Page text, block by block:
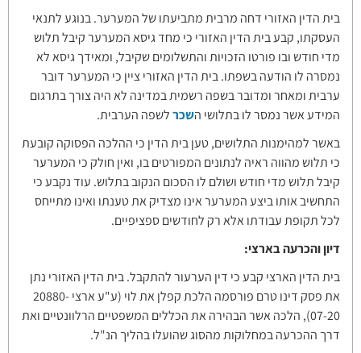
בית הדין האזורי דחה מרבית מתביעתו של המערער. בנוגע לתנאי
העסקתו, קבע בית הדין האזורי כי מחד גיסא המערער קיבל תלוש
מדי חודש ובו פורטו הזכויות והתשלומים שקיבל, ומאידך גיסא לא
נמסרה לו הודעה בשפתו. בית הדין האזורי ציין כי המערער דובר
ערבית ומאחר ומדובר בשפה רשמית במדינה לא היה צורך בתרגום
המידע אשר נמסר לו בתלושי ה שכרלשפה הערבית.
באשר למהימנות התלושים, טען בית הדין כי ההלכה הפסוקה קובעת
כי תלוש מהווה ראיה לנתונים המפורטים בו, ואין חולק כי המערער
קיבל תלוש מדי חודש ושולם לו הסכום הנקוב בתלוש. עוד נקבע כי
התחשיב אותו ביצע המערער אינו מצדיק את טענתו ואינו מתייחס
לכל תקופת עבודתו אלא רק לחודשים ספציפיים.
דיון והכרעה בארצי:
בית הדין הארצי קבע כי דין הערעור להתקבל. בית הדין האזורי נתן
את פסק דינו טרם פורסמה הלכת קפלן את לוי (ע"ע ארצי 20880-
07-20), הלכה אשר הבהירה את הכללים המשפטיים הרלוונטיים ואת
דרך ההכרעה במחלוקות מהסוג שהועלו בהליך הנ"ל.